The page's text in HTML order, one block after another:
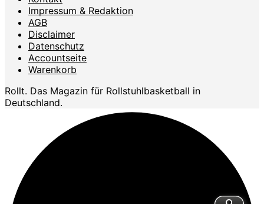
Impressum & Redaktion
AGB
Disclaimer
Datenschutz
Accountseite
Warenkorb
Rollt. Das Magazin für Rollstuhlbasketball in
Deutschland.